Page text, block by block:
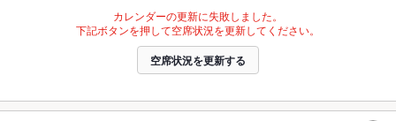
カレンダーの更新に失敗しました。
下記ボタンを押して空席状況を更新してください。
空席状況を更新する